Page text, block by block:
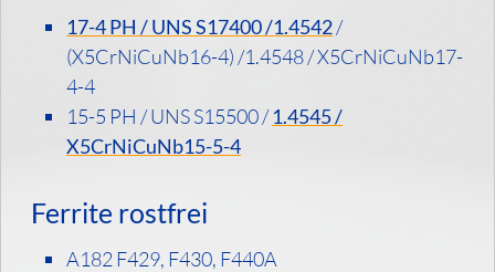
17-4 PH / UNS S17400 /1.4542/
(X5CrNiCuNb16-4) /1.4548 / X5CrNiCuNb17-
4-4
15-5 PH / UNS S15500 /1.4545 /
X5CrNiCuNb15-5-4
Ferrite rostfrei
A182 F429, F430, F440A